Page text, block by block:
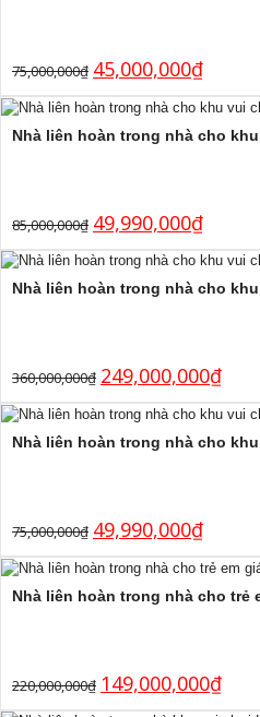
75,000,000₫ 45,000,000₫
Nhà liên hoàn trong nhà cho
85,000,000₫ 49,990,000₫
Nhà liên hoàn trong nhà cho
360,000,000₫ 249,000,000₫
Nhà liên hoàn trong nhà cho
75,000,000₫ 49,990,000₫
Nhà liên hoàn trong nhà cho trẻ
220,000,000₫ 149,000,000₫